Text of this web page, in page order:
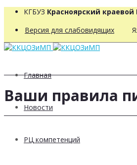
КГБУЗ Красноярский
Версия для слабовидящих
Главная
Новости
РЦ компетенций
Ваши правила